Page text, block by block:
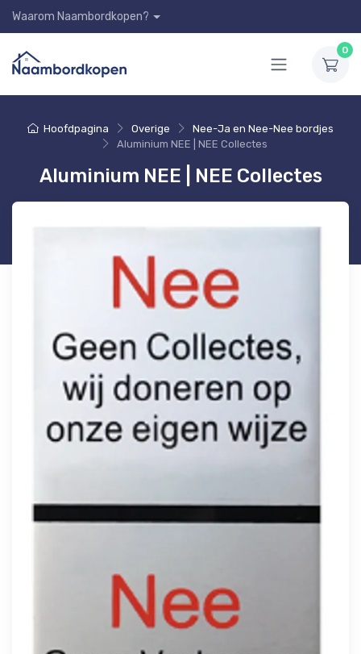
Waarom Naambordkopen?
0
Hoofdpagina Overige
Nee-Ja en Nee-Nee bordjes
Aluminium NEE | NEE Collectes
Aluminium NEE | NEE Collectes